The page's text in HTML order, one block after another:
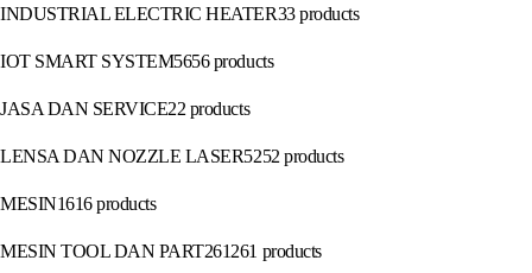
INDUSTRIAL ELECTRIC HEATER33 products
IOT SMART SYSTEM5656 products
JASA DAN SERVICE22 products
LENSA DAN NOZZLE LASER5252 products
MESIN1616 products
MESIN TOOL DAN PART261261 products